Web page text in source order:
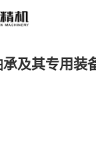
及其专用装